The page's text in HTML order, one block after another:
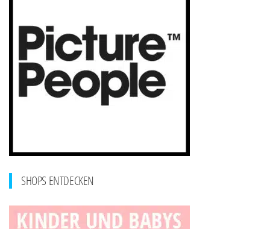
SHOPS ENTDECKEN